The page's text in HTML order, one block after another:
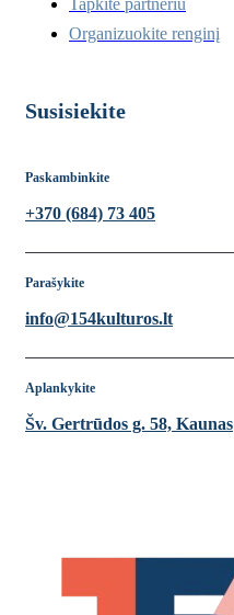
Organizuokite renginį
Susisiekite
Paskambinkite
+370 (684) 73 405
Parašykite
info@154kulturos.lt
Aplankykite
Šv. Gertrūdos g. 58, Kaunas